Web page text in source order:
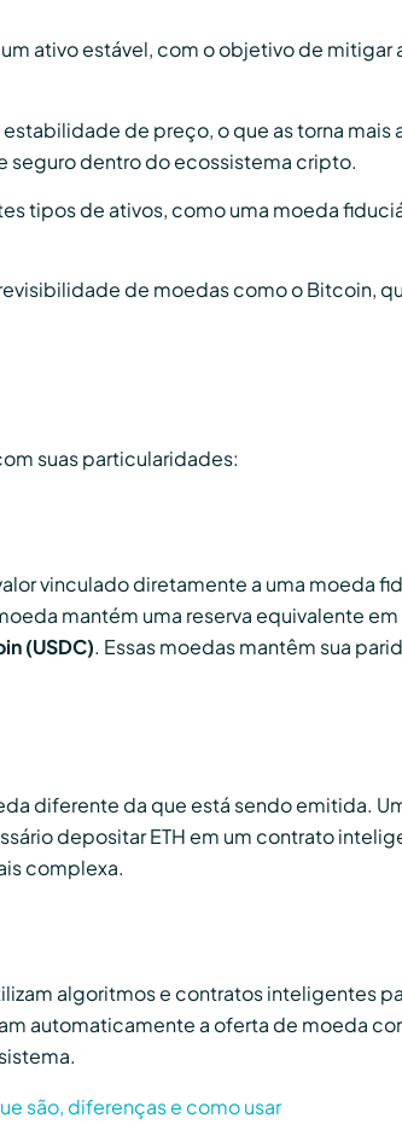
ativo estável, com o objetivo de
de preço, o que as torna
seguro dentro do ecossistema cripto.
tipos de ativos, como uma moeda
de moedas como o Bitcoin,
suas particularidades:
vinculado diretamente a uma moeda
mantém uma reserva equivalente
(USDC). Essas moedas mantêm sua
diferente da que está sendo emitida.
depositar ETH em um contrato
complexa.
algoritmos e contratos inteligentes
automaticamente a oferta de moeda
são, diferenças e como usar